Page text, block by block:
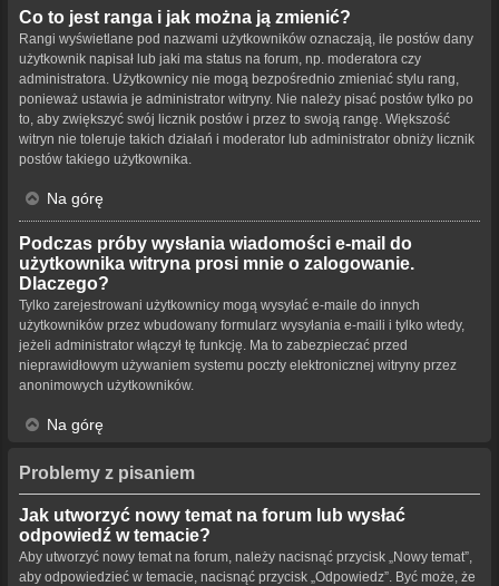
Co to jest ranga i jak można ją zmienić?
Rangi wyświetlane pod nazwami użytkowników oznaczają, ile postów dany
użytkownik napisał lub jaki ma status na forum, np. moderatora czy
administratora. Użytkownicy nie mogą bezpośrednio zmieniać stylu rang,
ponieważ ustawia je administrator witryny. Nie należy pisać postów tylko po
to, aby zwiększyć swój licznik postów i przez to swoją rangę. Większość
witryn nie toleruje takich działań i moderator lub administrator obniży licznik
postów takiego użytkownika.
Na górę
Podczas próby wysłania wiadomości e-mail do
użytkownika witryna prosi mnie o zalogowanie.
Dlaczego?
Tylko zarejestrowani użytkownicy mogą wysyłać e-maile do innych
użytkowników przez wbudowany formularz wysyłania e-maili i tylko wtedy,
jeżeli administrator włączył tę funkcję. Ma to zabezpieczać przed
nieprawidłowym używaniem systemu poczty elektronicznej witryny przez
anonimowych użytkowników.
Na górę
Problemy z pisaniem
Jak utworzyć nowy temat na forum lub wysłać
odpowiedź w temacie?
Aby utworzyć nowy temat na forum, należy nacisnąć przycisk „Nowy temat”,
aby odpowiedzieć w temacie, nacisnąć przycisk „Odpowiedz”. Być może, że